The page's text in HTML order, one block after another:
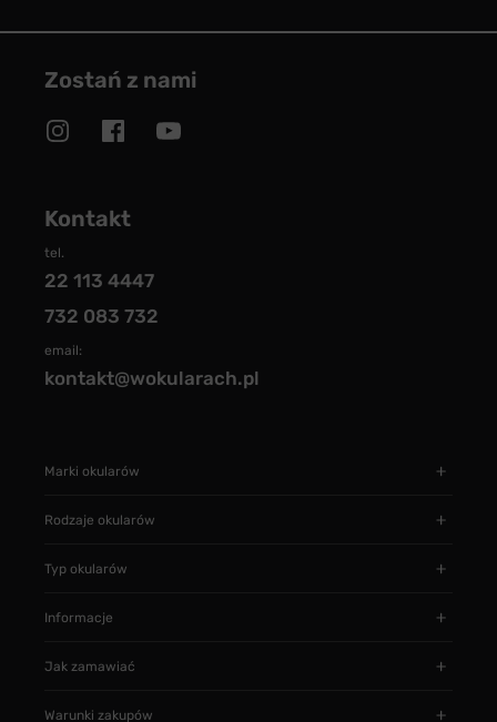
Zostań z nami
Kontakt
tel.
22 113 4447
732 083 732
email:
kontakt@wokularach.pl
Marki okularów
Rodzaje okularów
Typ okularów
Informacje
Jak zamawiać
Warunki zakupów